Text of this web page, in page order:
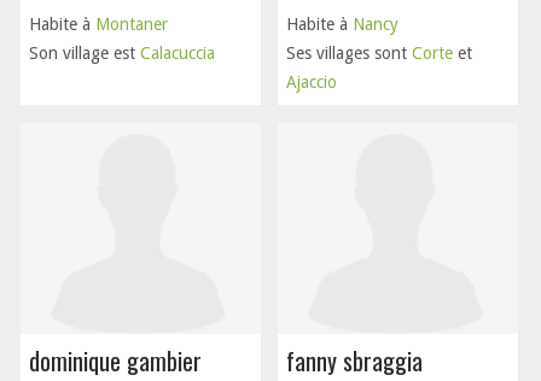
Habite à Montaner
Son village est Calacuccia
Habite à Nancy
Ses villages sont Corte et
Ajaccio
dominique gambier fanny sbraggia